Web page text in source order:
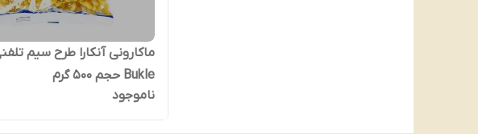
ماکارونی آنکارا طرح سیم
Bukle حجم 500 گرم
ناموجود